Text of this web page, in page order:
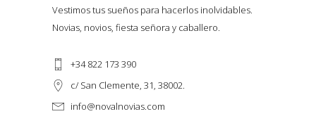
Vestimos tus sueños para hacerlos inolvidables.
Novias, novios, fiesta señora y caballero.
+34 822 173 390
c/ San Clemente, 31, 38002.
info@novalnovias.com